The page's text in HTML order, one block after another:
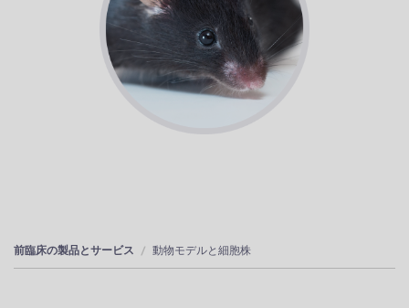
前臨床の製品とサービス 動物モデルと細胞株